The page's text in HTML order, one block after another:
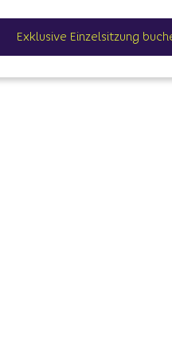
Exklusive Einzelsitzung